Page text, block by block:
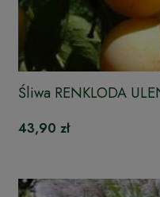
Śliwa RENKLODA
43,90 zł